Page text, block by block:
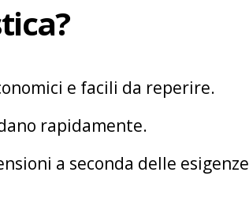
e facili da reperire.
rapidamente.
a seconda delle esigenze